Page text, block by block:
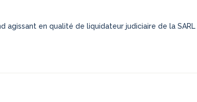
agissant en qualité de liquidateur judiciaire de la